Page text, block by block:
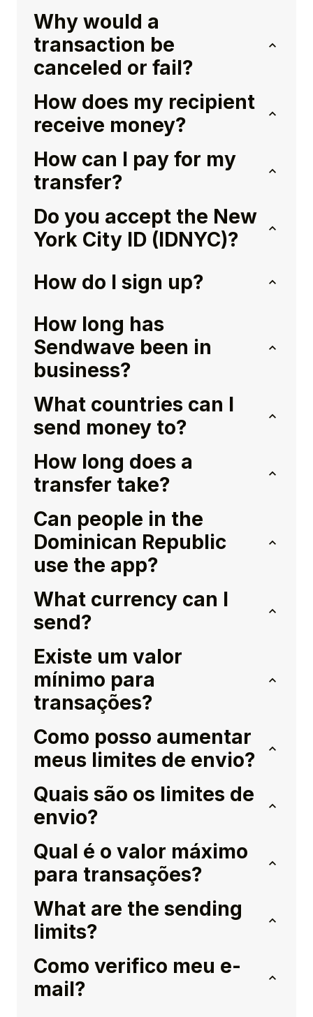
Why would a
transaction be
canceled or fail?
How does my recipient
receive money?
How can I pay for my
transfer?
Do you accept the New
York City ID (IDNYC)?
How do I sign up?
How long has
Sendwave been in
business?
What countries can I
send money to?
How long does a
transfer take?
Can people in the
Dominican Republic
use the app?
What currency can I
send?
Existe um valor
mínimo para
transações?
Como posso aumentar
meus limites de envio?
Quais são os limites de
envio?
Qual é o valor máximo
para transações?
What are the sending
limits?
Como verifico meu e-
mail?